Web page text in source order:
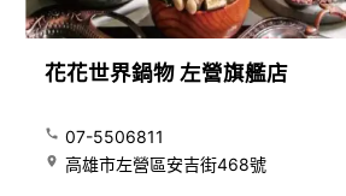
花花世界鍋物 左營旗艦店
07-5506811
高雄市左營區安吉街468號